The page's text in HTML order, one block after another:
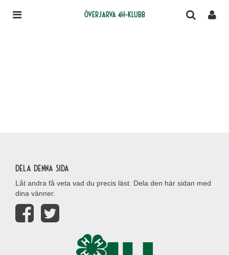
Överjarva 4H-klubb
Dela denna sida
Låt andra få veta vad du precis läst. Dela den här sidan med
dina vänner.